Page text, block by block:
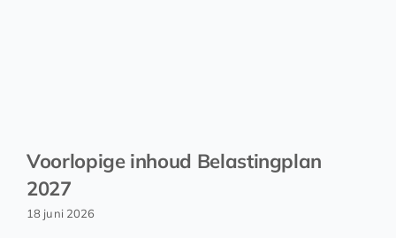
Voorlopige inhoud Belastingplan
2027
18 juni 2026